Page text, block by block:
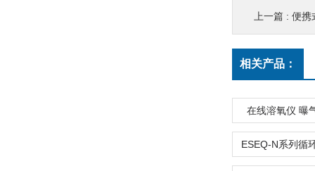
上一篇 : 便携
相关产品：
在线溶氧仪 曝